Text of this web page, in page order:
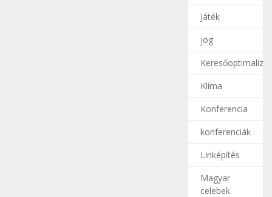
Játék
jog
Klíma
Konferencia
konferenciák
Linképítés
Magyar
celebek